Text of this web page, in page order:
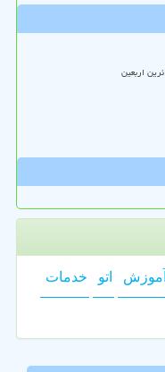
آموزش اتو خدمات